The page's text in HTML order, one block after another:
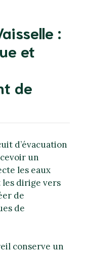
:
et
de
d’évacuation
un
les eaux
les dirige vers
de
de
conserve un